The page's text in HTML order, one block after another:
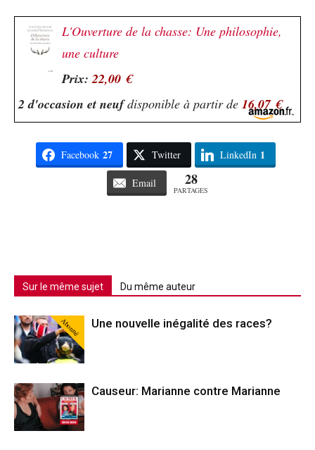
L'Ouverture de la chasse: Une philosophie,
une culture
Prix: 22,00 €
2 d'occasion et neufdisponible à partir de 16,07 €
Facebook 27 Twitter LinkedIn 1
Email 28
PARTAGES
Sur le même sujet Du même auteur
Abonné Une nouvelle inégalité des races?
Causeur: Marianne contre Marianne